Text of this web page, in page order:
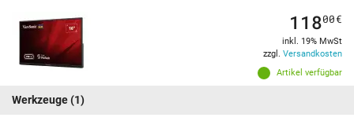
Artikel verfügbar
11800€
inkl. 19% MwSt
zzgl. Versandkosten
Werkzeuge(1)